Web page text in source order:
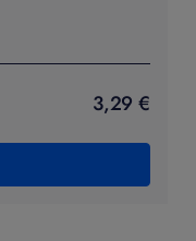
3,29 €